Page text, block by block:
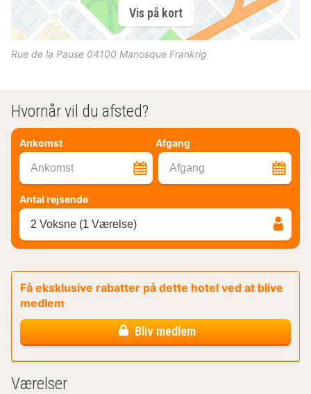
Vis på kort
Rue de la Pause 04100 Manosque Frankrig
Hvornår vil du afsted?
Ankomst Afgang
Ankomst Afgang
Antal rejsende
2 Voksne (1 Værelse)
Få eksklusive rabatter på dette hotel ved at blive
medlem
Bliv medlem
Værelser